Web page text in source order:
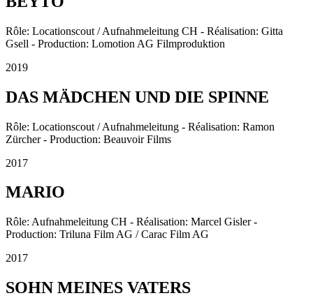
Rôle: Locationscout / Aufnahmeleitung CH - Réalisation: Gitta
Gsell - Production: Lomotion AG Filmproduktion
2019
DAS MÄDCHEN UND DIE SPINNE
Rôle: Locationscout / Aufnahmeleitung - Réalisation: Ramon
Zürcher - Production: Beauvoir Films
2017
MARIO
Rôle: Aufnahmeleitung CH - Réalisation: Marcel Gisler -
Production: Triluna Film AG / Carac Film AG
2017
SOHN MEINES VATERS